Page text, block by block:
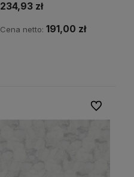
234,93 zł
Cena netto: 191,00 zł
Do